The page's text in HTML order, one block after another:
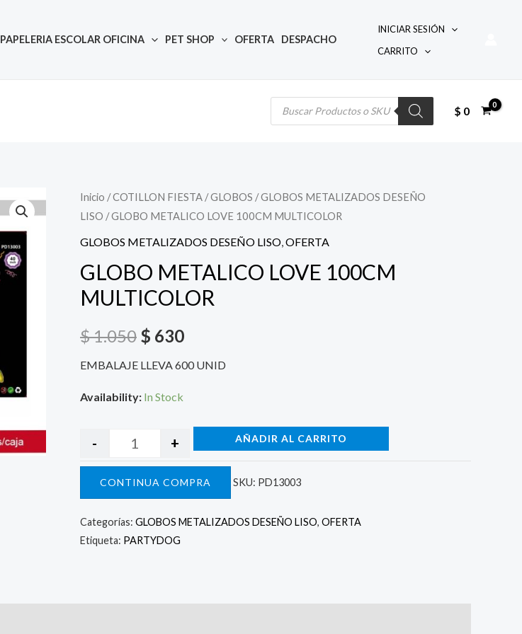
PAPELERIA ESCOLAR OFICINA PET SHOP OFERTA DESPACHO
INICIAR SESIÓN
CARRITO
Búsqueda
$ 0
Inicio /COTILLON FIESTA /GLOBOS /GLOBOS METALIZADOS DESEÑO
LISO / GLOBO METALICO LOVE 100CM MULTICOLOR
GLOBOS METALIZADOS DESEÑO LISO OFERTA
GLOBO METALICO LOVE 100CM
MULTICOLOR
$1.050
El
original
era:
$ 1.050.
$ 630
El
actual
es:
EMBALAJE LLEVA 600 UNID
Availability: In Stock
Quantity
- + AÑADIR AL CARRITO
CONTINUA COMPRA SKU: PD13003
Categorías: GLOBOS METALIZADOS DESEÑO LISO, OFERTA
Etiqueta: PARTYDOG